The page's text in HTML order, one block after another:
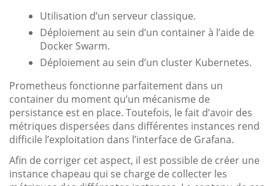
Utilisation d’un serveur classique.
Déploiement au sein d’un container à l’aide de
Docker Swarm.
Déploiement au sein d’un cluster Kubernetes.
Prometheus fonctionne parfaitement dans un
container du moment qu’un mécanisme de
persistance est en place. Toutefois, le fait d’avoir des
métriques dispersées dans différentes instances rend
difficile l’exploitation dans l’interface de Grafana.
Afin de corriger cet aspect, il est possible de créer une
instance chapeau qui se charge de collecter les